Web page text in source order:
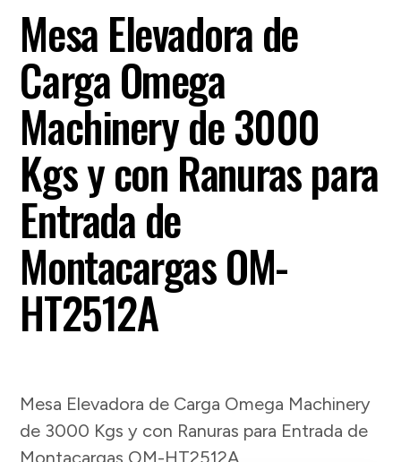
Mesa Elevadora de
Carga Omega
Machinery de 3000
Kgs y con Ranuras para
Entrada de
Montacargas OM-
HT2512A
Mesa Elevadora de Carga Omega Machinery
de 3000 Kgs y con Ranuras para Entrada de